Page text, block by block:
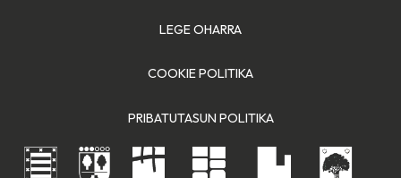
LEGE OHARRA
COOKIE POLITIKA
PRIBATUTASUN POLITIKA